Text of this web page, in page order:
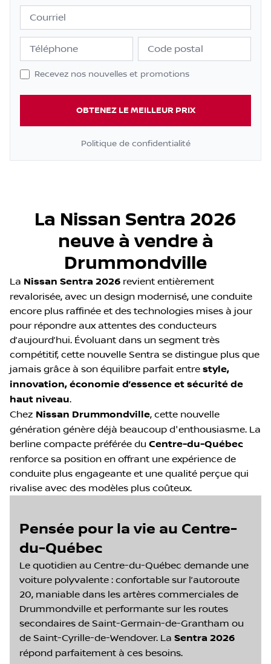
Courriel
Téléphone Code postal
Recevez nos nouvelles et promotions
OBTENEZ LE MEILLEUR PRIX
Politique de confidentialité
La Nissan Sentra 2026
neuve à vendre à
Drummondville
La Nissan Sentra 2026 revient entièrement
revalorisée, avec un design modernisé, une conduite
encore plus raffinée et des technologies mises à jour
pour répondre aux attentes des conducteurs
d’aujourd’hui. Évoluant dans un segment très
compétitif, cette nouvelle Sentra se distingue plus que
jamais grâce à son équilibre parfait entre style,
innovation, économie d’essence et sécurité de
haut niveau.
Chez Nissan Drummondville, cette nouvelle
génération génère déjà beaucoup d'enthousiasme. La
berline compacte préférée du Centre-du-Québec
renforce sa position en offrant une expérience de
conduite plus engageante et une qualité perçue qui
rivalise avec des modèles plus coûteux.
Pensée pour la vie au Centre-
du-Québec
Le quotidien au Centre-du-Québec demande une
voiture polyvalente : confortable sur l’autoroute
20, maniable dans les artères commerciales de
Drummondville et performante sur les routes
secondaires de Saint-Germain-de-Grantham ou
de Saint-Cyrille-de-Wendover. La Sentra 2026
répond parfaitement à ces besoins.